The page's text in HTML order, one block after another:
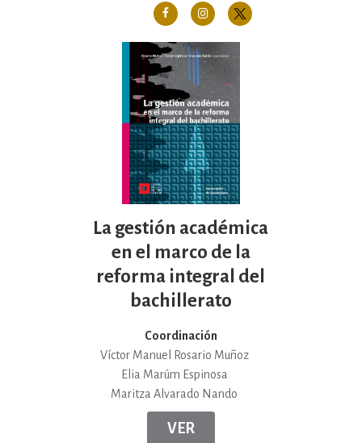
La gestión académica
en el marco de la
reforma integral del
bachillerato
Coordinación
Víctor Manuel Rosario Muñoz
Elia Marúm Espinosa
Maritza Alvarado Nando
VER